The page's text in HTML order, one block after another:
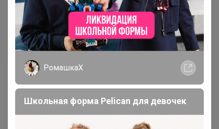
1 845р
Джинсы женские F`FIVE
19786
Женские джинсы F`FIVE
19846-Warm
РомашкаХ
Школьная форма Pelican для девочек